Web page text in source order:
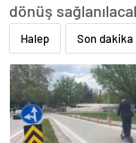
dönüş
Halep Son